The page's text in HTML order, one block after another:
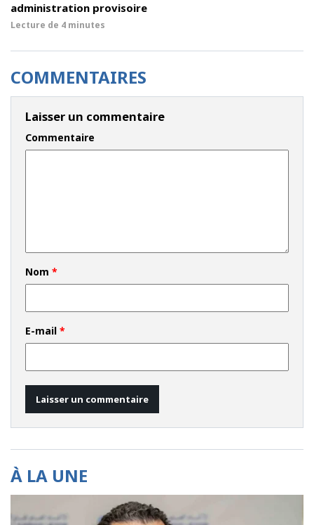
administration provisoire
Lecture de 4 minutes
COMMENTAIRES
Laisser un commentaire
Commentaire
Nom *
E-mail *
À LA UNE